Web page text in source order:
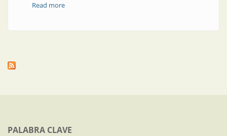
Read moreabout Producto | Fuente dimerizable para leds
PALABRA CLAVE